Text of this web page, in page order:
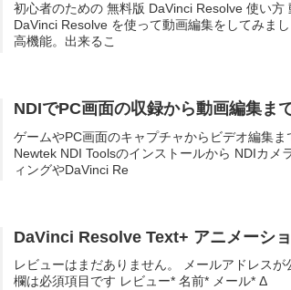
初心者のための 無料版 DaVinci Resolve 使い
DaVinci Resolve を使って動画編集をしてみま
高機能。出来るこ
NDIでPC画面の収録から動画編集ま
ゲームやPC画面のキャプチャからビデオ編集
Newtek NDI Toolsのインストールから NDIカ
ィングやDaVinci Re
DaVinci Resolve Text+ アニメーシ
レビューはまだありません。 メールアドレス
欄は必須項目です レビュー* 名前* メール* Δ